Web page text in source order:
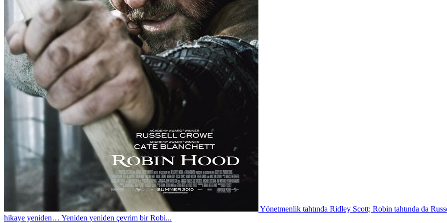
Yönetmenlik tahtında Ridley Scott; Robin tahtında da
hikaye yeniden… Yeniden yeniden çevrim bir Robi...